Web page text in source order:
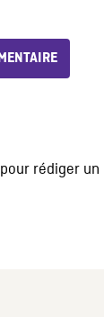
pour rédiger